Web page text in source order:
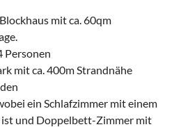
mit ca. 60qm
Personen
mit ca. 400m Strandnähe
ein Schlafzimmer mit einem
und Doppelbett-Zimmer mit